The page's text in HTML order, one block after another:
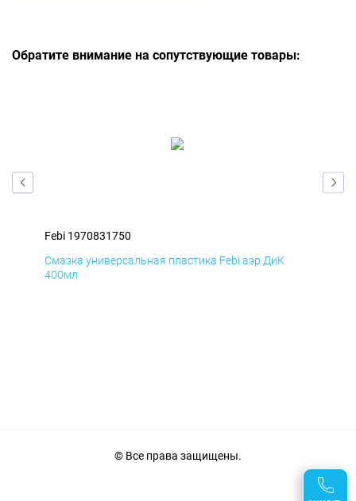
Обратите внимание на сопутствующие товары:
Febi 1970831750
Смазка универсальная пластика Febi аэр ДиК
400мл
© Все права защищены.